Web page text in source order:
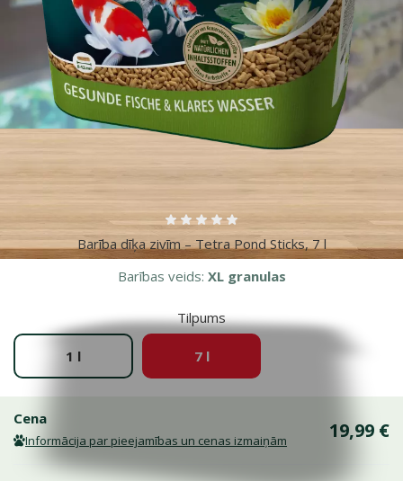
Barība dīķa zivīm – Tetra Pond Sticks, 7 l
Atsauksmes 0%
Barības veids: XL granulas
Tilpums
1 l 7 l
Cena
Informācija par pieejamības un cenas izmaiņām 19,99 €
Vairāk fotogrāfiju